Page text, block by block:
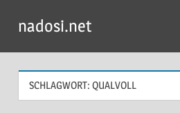
Inhalt
springen
nadosi.net
SCHLAGWORT: QUALVOLL